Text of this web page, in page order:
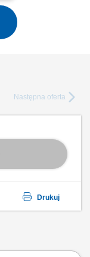
Następna oferta
Drukuj